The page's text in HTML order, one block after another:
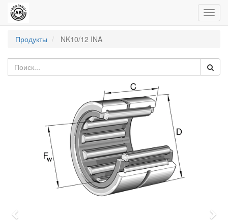
Продукты
NK10/12 INA